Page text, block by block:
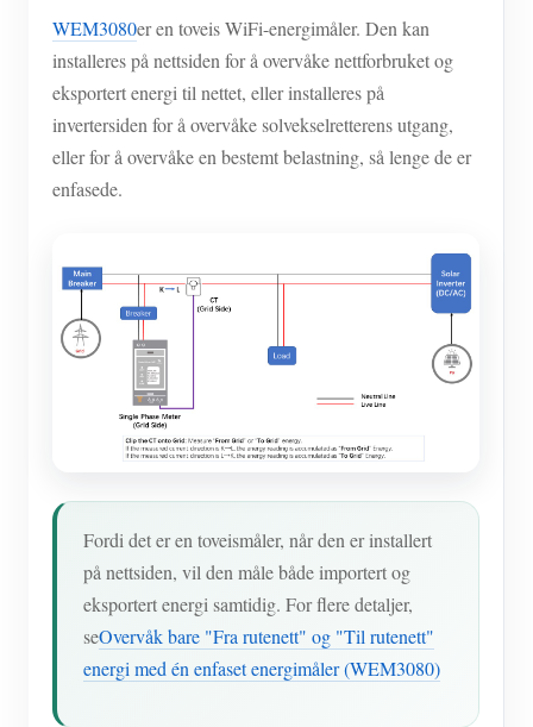
WEM3080er en toveis WiFi-energimåler. Den kan
installeres på nettsiden for å overvåke nettforbruket og
eksportert energi til nettet, eller installeres på
invertersiden for å overvåke solvekselretterens utgang,
eller for å overvåke en bestemt belastning, så lenge de er
enfasede.
Fordi det er en toveismåler, når den er installert
på nettsiden, vil den måle både importert og
eksportert energi samtidig. For flere detaljer,
seOvervåk bare "Fra rutenett" og "Til rutenett"
energi med én enfaset energimåler (WEM3080)